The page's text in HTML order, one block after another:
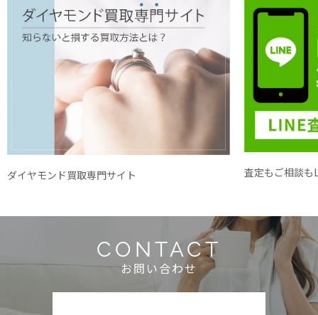
ダイヤモンド買取専門サイト 査定もご相談も
CONTACT
お問い合わせ